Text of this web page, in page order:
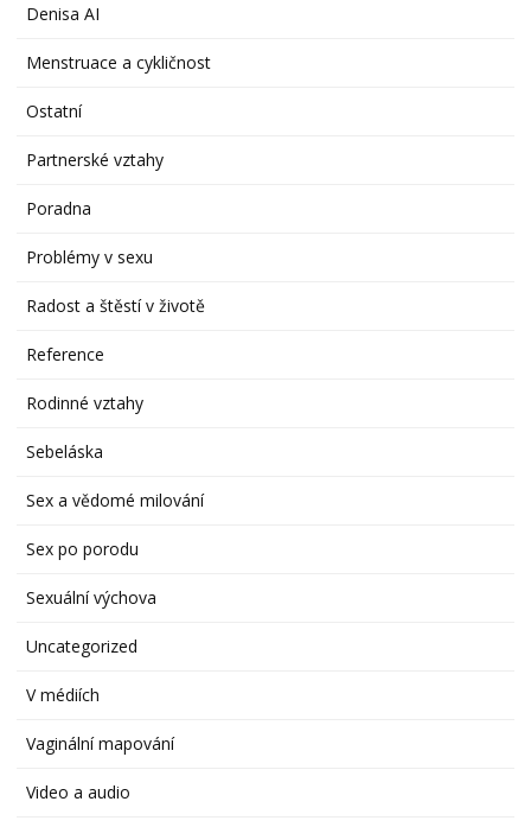
Denisa AI
Menstruace a cykličnost
Ostatní
Partnerské vztahy
Poradna
Problémy v sexu
Radost a štěstí v životě
Reference
Rodinné vztahy
Sebeláska
Sex a vědomé milování
Sex po porodu
Sexuální výchova
Uncategorized
V médiích
Vaginální mapování
Video a audio